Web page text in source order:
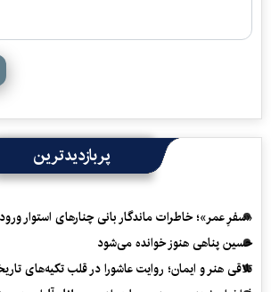
پربازدیدترین
«سفرِ عمر»؛ خاطرات ماندگار بانی چنارهای استوار
حسین پناهی هنوز خوانده می‌شود
تلاقی هنر و ایمان؛ روایت عاشورا در قلب تکیه‌های